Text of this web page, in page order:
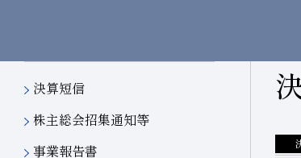
決算短信
株主総会招集通知等
事業報告書